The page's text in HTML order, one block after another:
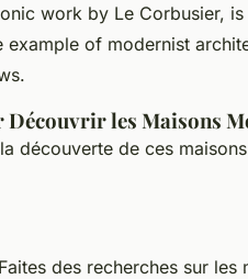
work by Le Corbusier,
example of modernist
les Maisons
découverte de ces
des recherches sur